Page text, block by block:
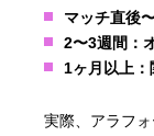
マッチ直後
2〜3週間：
1ヶ月以上：
実際、アラフ